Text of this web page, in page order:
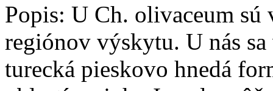
Popis: U Ch. olivaceum sú
regiónov výskytu. U nás
turecká pieskovo hnedá